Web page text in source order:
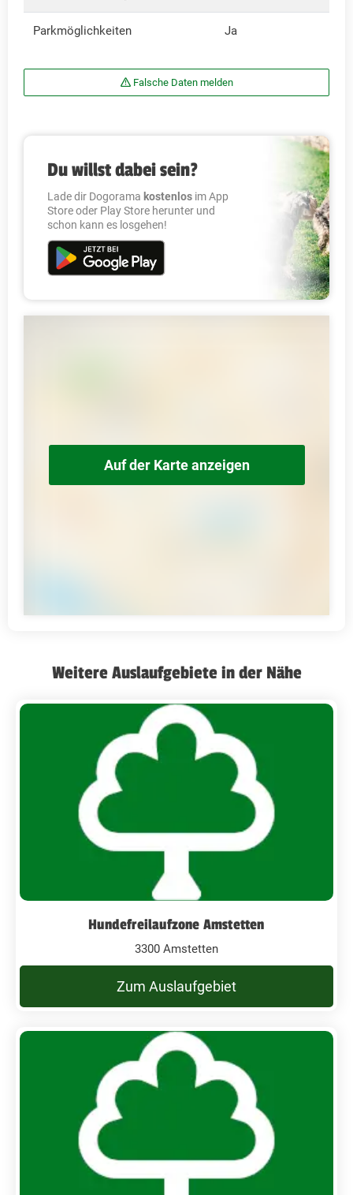
Parkmöglichkeiten Ja
Falsche Daten melden
Du willst dabei sein?
Lade dir Dogorama kostenlos im App
Store oder Play Store herunter und
schon kann es losgehen!
Auf der Karte anzeigen
Weitere Auslaufgebiete in der Nähe
Hundefreilaufzone Amstetten
3300 Amstetten
Zum Auslaufgebiet